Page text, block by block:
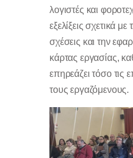
λογιστές και
εξελίξεις σχετικά με
σχέσεις και την
κάρτας εργασίας,
επηρεάζει τόσο τις
τους εργαζόμενους.